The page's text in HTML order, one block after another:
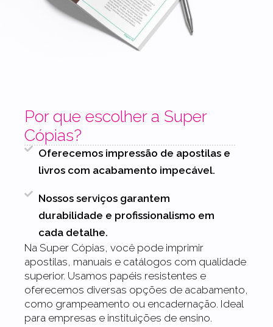
Por que escolher a Super
Cópias?
Oferecemos impressão de apostilas e
livros com acabamento impecável.
Nossos serviços garantem
durabilidade e profissionalismo em
cada detalhe.
Na Super Cópias, você pode imprimir
apostilas, manuais e catálogos com qualidade
superior. Usamos papéis resistentes e
oferecemos diversas opções de acabamento,
como grampeamento ou encadernação. Ideal
para empresas e instituições de ensino.